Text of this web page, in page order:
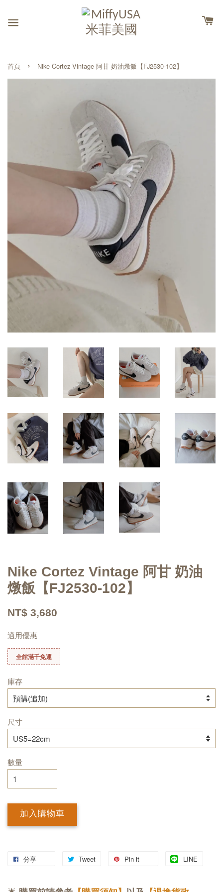
首頁 › Nike Cortez Vintage 阿甘 奶油燉飯【FJ2530-102】
Nike Cortez Vintage 阿甘 奶油
燉飯【FJ2530-102】
NT$ 3,680
適用優惠
全館滿千免運
庫存
尺寸
數量
加入購物車
分享 Tweet Pin it LINE